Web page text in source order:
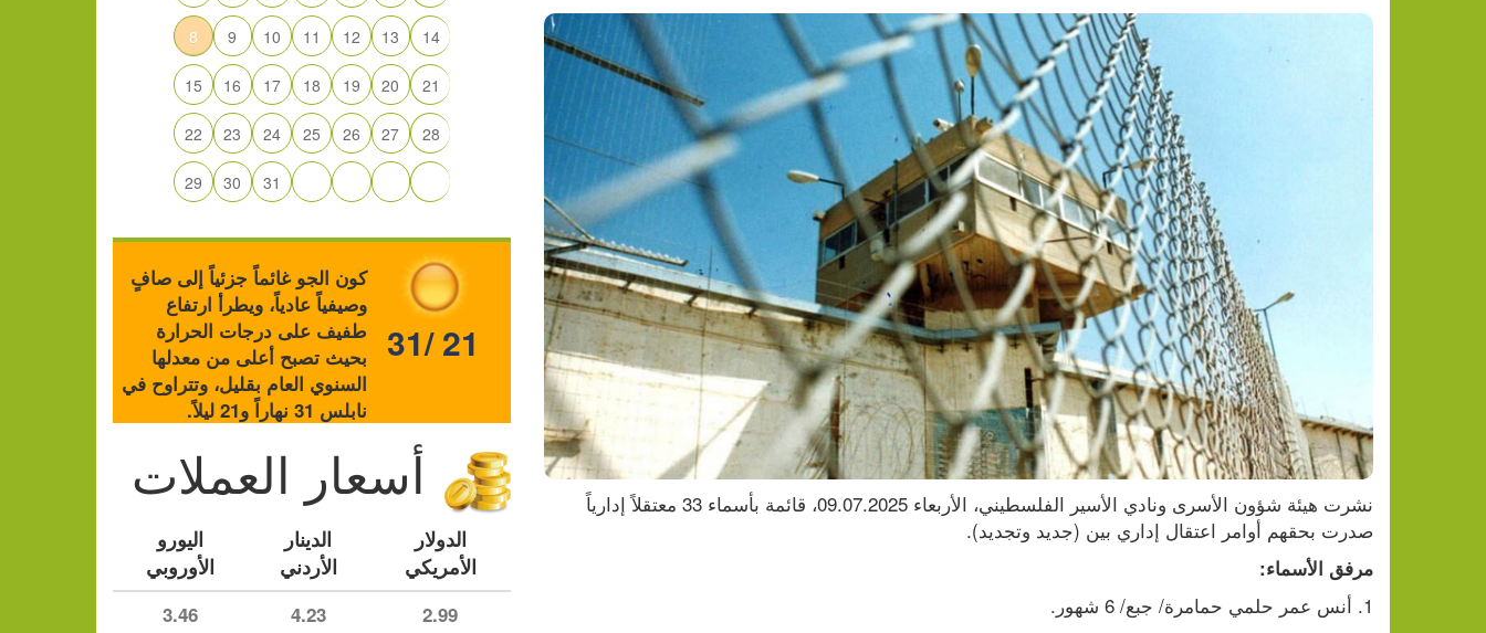
نشرت هيئة شؤون الأسرى ونادي الأسير الفلسطيني، الأربعاء 09.07.2025، قائمة بأسماء 33 معتقلاً إدارياً
صدرت بحقهم أوامر اعتقال إداري بين (جديد وتجديد).
مرفق الأسماء:
1. أنس عمر حلمي حمامرة/ جبع/ 6 شهور.
8 9 10 11 12 13 14
15 16 17 18 19 20 21
22 23 24 25 26 27 28
29 30 31
كون الجو غائماً جزئياً إلى صافٍ
وصيفياً عادياً، ويطرأ ارتفاع
طفيف على درجات الحرارة
بحيث تصبح أعلى من معدلها
السنوي العام بقليل، وتتراوح في
نابلس 31 نهاراً و21 ليلاً.
31/ 21
أسعار العملات
الدولار
الأمريكي
الدينار
الأردني
اليورو
الأوروبي
2.99
4.23
3.46